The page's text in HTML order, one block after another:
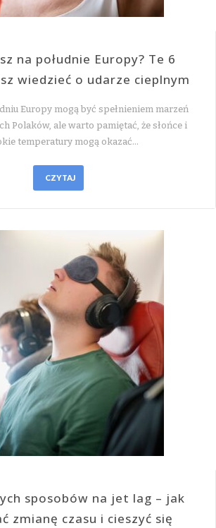
na południe Europy? Te 6
wiedzieć o udarze cieplnym
Europy mogą być spełnieniem marzeń
Polaków, ale warto pamiętać, że słońce i
temperatury mogą okazać…
CZYTAJ
sposobów na jet lag – jak
zmianę czasu i cieszyć się